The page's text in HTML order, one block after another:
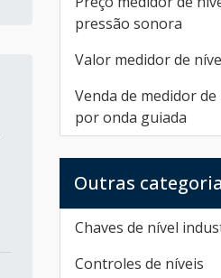
pressão sonora
Valor medidor de
Venda de medidor de
por onda guiada
Outras
Chaves de nível
Controles de níveis